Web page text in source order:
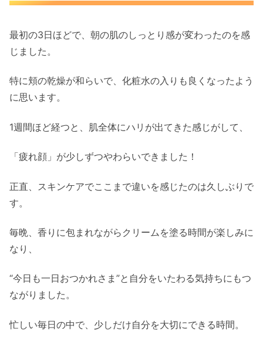
最初の3日ほどで、 朝の肌のしっとり感が変わったのを感
じました。
特に頬の乾燥が和らいで、 化粧水の入りも良くなったよう
に思います。
1週間ほど経つと、肌全体にハリが出てきた感じがして、
「疲れ顔」が少しずつやわらいできました！
正直、スキンケアでここまで違いを感じたのは久しぶりで
す。
毎晩、香りに包まれながらクリームを塗る時間が楽しみに
なり、
“今日も一日おつかれさま”と自分をいたわる気持ちにもつ
ながりました。
忙しい毎日の中で、少しだけ自分を大切にできる時間。